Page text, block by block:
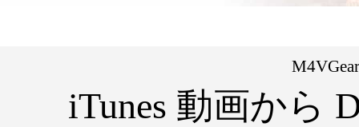
iTunes 動画から